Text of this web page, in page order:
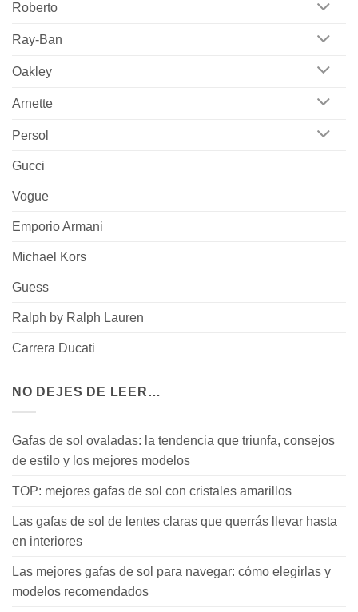
Roberto
Ray-Ban
Oakley
Arnette
Persol
Gucci
Vogue
Emporio Armani
Michael Kors
Guess
Ralph by Ralph Lauren
Carrera Ducati
NO DEJES DE LEER…
Gafas de sol ovaladas: la tendencia que triunfa, consejos
de estilo y los mejores modelos
TOP: mejores gafas de sol con cristales amarillos
Las gafas de sol de lentes claras que querrás llevar hasta
en interiores
Las mejores gafas de sol para navegar: cómo elegirlas y
modelos recomendados